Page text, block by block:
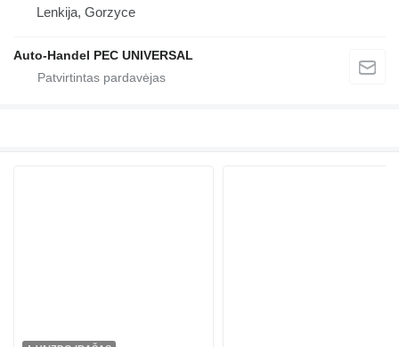
Lenkija, Gorzyce
Auto-Handel PEC UNIVERSAL